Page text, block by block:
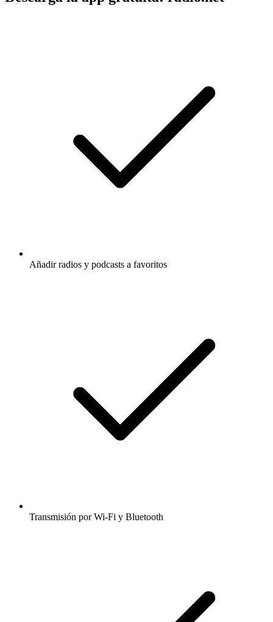
Añadir radios y podcasts a favoritos
Transmisión por Wi-Fi y Bluetooth